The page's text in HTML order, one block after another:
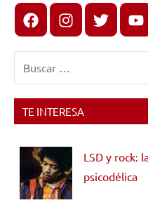
FacebookInstagram
X
TE INTERESA
LSD y rock:
psicodélica